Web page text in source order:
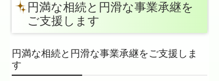
経営理念
交通案内
セミナー案内
リンク集
円満な相続と円滑な事業承継を
ご支援します
円満な相続と円滑な事業承継をご支援しま
す